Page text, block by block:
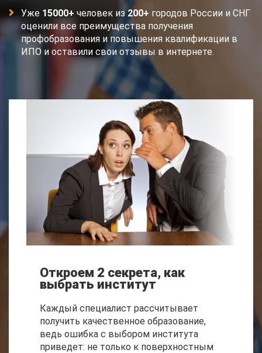
Уже 15000+ человек из200+ городов России и СНГ
оценили все преимущества получения
профобразования и повышения квалификации в
ИПО и оставили свои отзывы в интернете.
Откроем 2 секрета, как
выбрать институт
Каждый специалист рассчитывает
получить качественное образование,
ведь ошибка с выбором института
приведет: не только к поверхностным